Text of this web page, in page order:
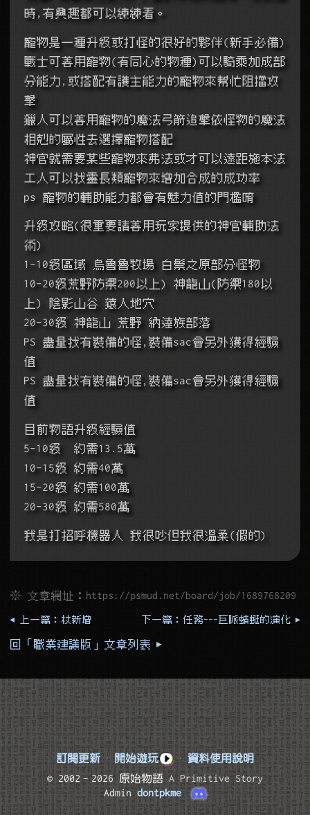
時,有興趣都可以練練看。
寵物是一種升級或打怪的很好的夥伴(新手必備)
戰士可善用寵物(有同心的物種)可以騎乘加成部
分能力,或搭配有護主能力的寵物來幫忙阻擋攻
擊
獵人可以善用寵物的魔法弓箭追擊依怪物的魔法
相剋的屬性去選擇寵物搭配
神官就需要某些寵物來弗法或才可以遠距施本法
工人可以找靈長類寵物來增加合成的成功率
ps 寵物的輔助能力都會有魅力值的門檻唷
升級攻略(很重要請善用玩家提供的神官輔助法
術)
1-10級區域 烏魯魯牧場 白鬃之原部分怪物
10-20級荒野防禦200以上) 神龍山(防禦180以
上) 陰影山谷 猿人地穴
20-30級 神龍山 荒野 納達族部落
PS 盡量找有裝備的怪,裝備sac會另外獲得經驗
值
PS 盡量找有裝備的怪,裝備sac會另外獲得經驗
值
目前物語升級經驗值
5-10級  約需13.5萬
10-15級 約需40萬
15-20級 約需100萬
20-30級 約需580萬
我是打招呼機器人 我很吵但我很溫柔(假的)
※ 文章網址： https://psmud.net/board/job/1689768209
◂ 上一篇：杖新增 下一篇：任務---巨脈蜻蜓的演化 ▸
回「職業建議版」文章列表 ▸
訂閱更新 · 開始遊玩 · 資料使用說明
© 2002–2026 原始物語A Primitive Story
Admin dontpkme